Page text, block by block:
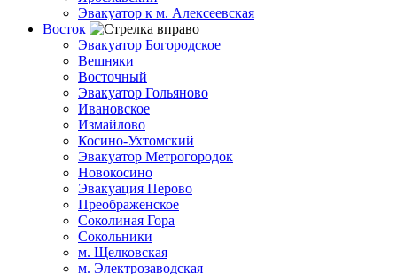
Эвакуатор к м. Алексеевская
Восток
Эвакуатор Богородское
Вешняки
Восточный
Эвакуатор Гольяново
Ивановское
Измайлово
Косино-Ухтомский
Эвакуатор Метрогородок
Новокосино
Эвакуация Перово
Преображенское
Соколиная Гора
Сокольники
м. Щелковская
м. Электрозаводская